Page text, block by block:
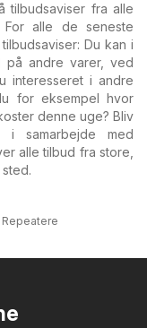
tilbudsaviser fra alle
alle de seneste
Du kan i
på andre varer, ved
interesseret i andre
for eksempel hvor
denne uge? Bliv
samarbejde med
alle tilbud fra store,
Repeatere